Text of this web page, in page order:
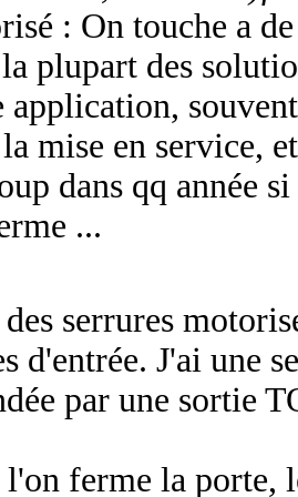
: On touche a
plupart des
application,
mise en service,
dans qq année
...
serrures
d'entrée. J'ai une
par une sortie
l'on ferme la porte,